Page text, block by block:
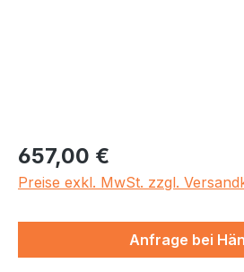
Regulärer Preis:
657,00 €
Preise exkl. MwSt. zzgl.
Anfrage bei